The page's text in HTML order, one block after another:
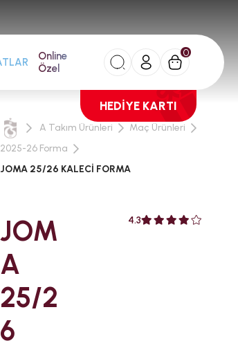
Online
Özel
0
HEDİYE KARTI
A Takım Ürünleri
Maç Ürünleri
2025-26 Forma
JOMA 25/26 KALECİ FORMA
JOM
A
25/2
6
4.3